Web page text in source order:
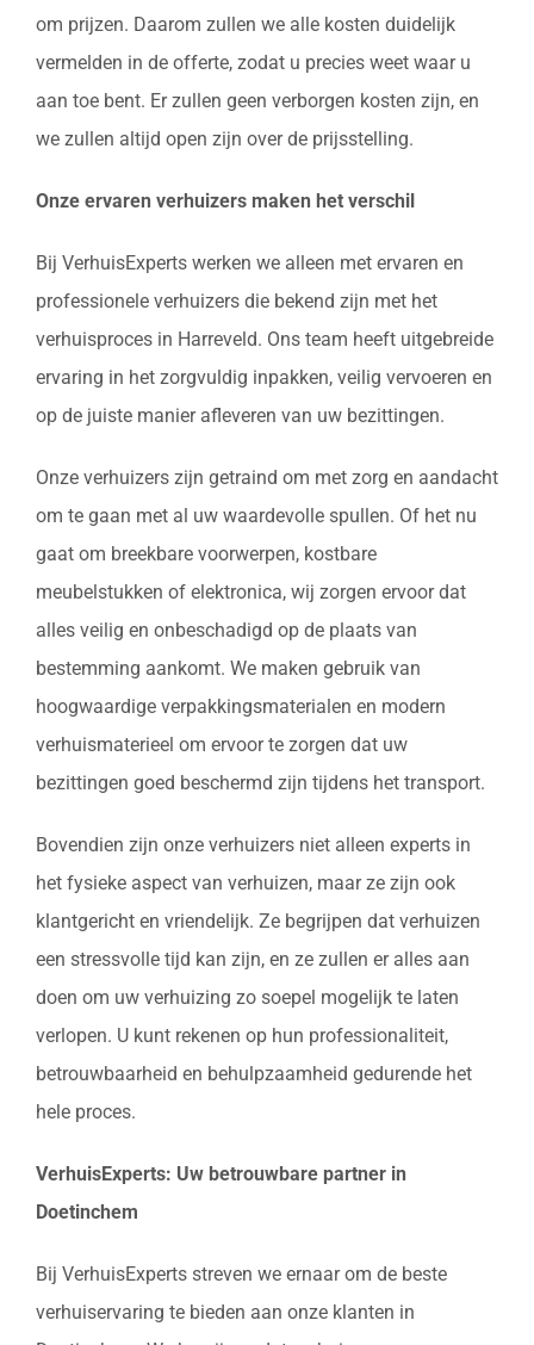
om prijzen. Daarom zullen we alle kosten duidelijk
vermelden in de offerte, zodat u precies weet waar u
aan toe bent. Er zullen geen verborgen kosten zijn, en
we zullen altijd open zijn over de prijsstelling.
Onze ervaren verhuizers maken het verschil
Bij VerhuisExperts werken we alleen met ervaren en
professionele verhuizers die bekend zijn met het
verhuisproces in Harreveld. Ons team heeft uitgebreide
ervaring in het zorgvuldig inpakken, veilig vervoeren en
op de juiste manier afleveren van uw bezittingen.
Onze verhuizers zijn getraind om met zorg en aandacht
om te gaan met al uw waardevolle spullen. Of het nu
gaat om breekbare voorwerpen, kostbare
meubelstukken of elektronica, wij zorgen ervoor dat
alles veilig en onbeschadigd op de plaats van
bestemming aankomt. We maken gebruik van
hoogwaardige verpakkingsmaterialen en modern
verhuismaterieel om ervoor te zorgen dat uw
bezittingen goed beschermd zijn tijdens het transport.
Bovendien zijn onze verhuizers niet alleen experts in
het fysieke aspect van verhuizen, maar ze zijn ook
klantgericht en vriendelijk. Ze begrijpen dat verhuizen
een stressvolle tijd kan zijn, en ze zullen er alles aan
doen om uw verhuizing zo soepel mogelijk te laten
verlopen. U kunt rekenen op hun professionaliteit,
betrouwbaarheid en behulpzaamheid gedurende het
hele proces.
VerhuisExperts: Uw betrouwbare partner in
Doetinchem
Bij VerhuisExperts streven we ernaar om de beste
verhuiservaring te bieden aan onze klanten in